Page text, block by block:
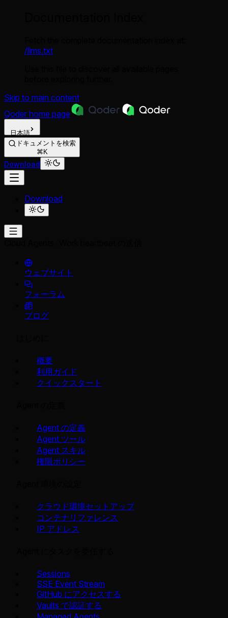
/llms.txt
Skip to main content
Qoder home page
日本語
ドキュメントを検索
⌘K
Download
Download
ウェブサイト
フォーラム
ブログ
概要
利用ガイド
クイックスタート
Agent の定義
Agent ツール
Agent スキル
権限ポリシー
クラウド環境セットアップ
コンテナリファレンス
IP アドレス
Sessions
SSE Event Stream
GitHub にアクセスする
Vaults で認証する